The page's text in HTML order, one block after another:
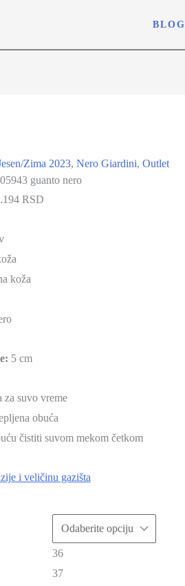
BLOG
Zima 2023, Nero Giardini, Outlet
guanto nero
RSD
koža
5 cm
za suvo vreme
obuća
čistiti suvom mekom četkom
i veličinu gazišta
36
37